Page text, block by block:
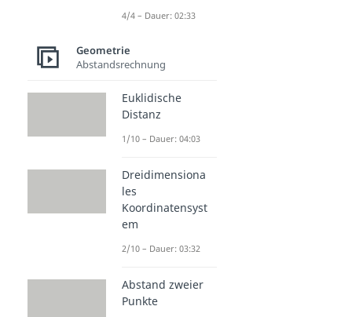
4/4 – Dauer: 02:33
Geometrie
Abstandsrechnung
Euklidische
Distanz
1/10 – Dauer: 04:03
Dreidimensiona
les
Koordinatensyst
em
2/10 – Dauer: 03:32
Abstand zweier
Punkte